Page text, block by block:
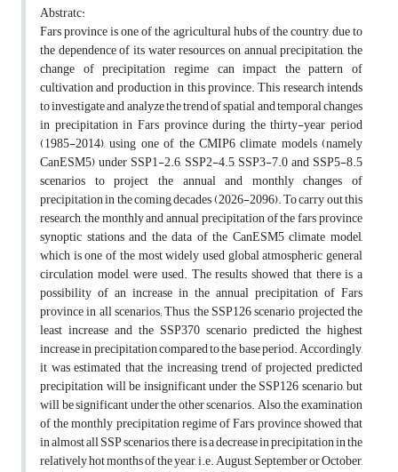
Abstratc:
Fars province is one of the agricultural hubs of the country, due to
the dependence of its water resources on annual precipitation, the
change of precipitation regime can impact the pattern of
cultivation and production in this province. This research intends
to investigate and analyze the trend of spatial and temporal changes
in precipitation in Fars province during the thirty-year period
(1985-2014), using one of the CMIP6 climate models (namely
CanESM5) under SSP1-2.6, SSP2-4.5, SSP3-7.0 and SSP5-8.5
scenarios to project the annual and monthly changes of
precipitation in the coming decades (2026-2096). To carry out this
research, the monthly and annual precipitation of the fars province
synoptic stations and the data of the CanESM5 climate model,
which is one of the most widely used global atmospheric general
circulation model, were used. The results showed that there is a
possibility of an increase in the annual precipitation of Fars
province in all scenarios; Thus, the SSP126 scenario projected the
least increase and the SSP370 scenario predicted the highest
increase in precipitation compared to the base period. Accordingly,
it was estimated that the increasing trend of projected predicted
precipitation will be insignificant under the SSP126 scenario, but
will be significant under the other scenarios. Also, the examination
of the monthly precipitation regime of Fars province showed that
in almost all SSP scenarios, there is a decrease in precipitation in the
relatively hot months of the year, i.e. August, September or October,